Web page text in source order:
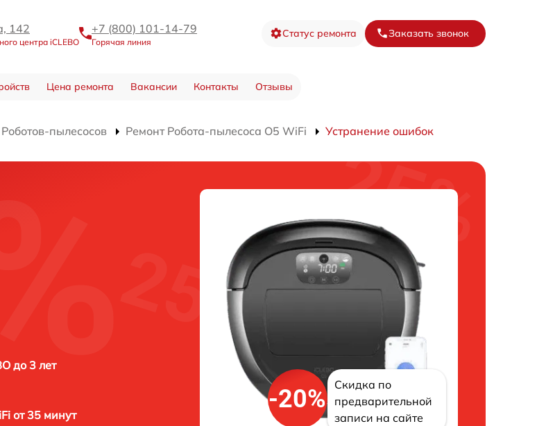
142
центра iCLEBO
+7 (800) 101-14-79
Горячая линия
Статус ремонта Заказать звонок
Цена ремонта Вакансии Контакты Отзывы
пылесосов Ремонт Робота-пылесоса O5 WiFi Устранение ошибок
до 3 лет
от 35 минут
-20%
Скидка по
предварительной
записи на сайте